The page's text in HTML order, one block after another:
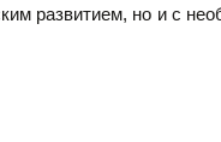
развитием, но и с